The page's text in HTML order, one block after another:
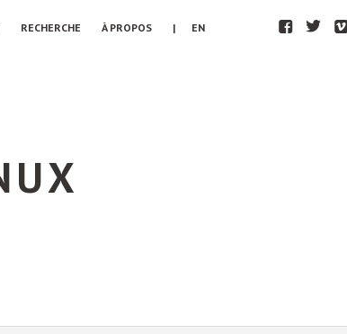
RECHERCHE À PROPOS | EN F T V